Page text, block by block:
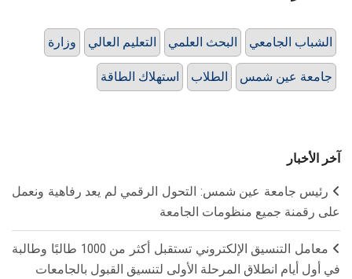
وزارة التعليم العالي البحث العلمي الشباب الجامعي
استهلاك الطاقة الطلاب جامعة عين شمس
آخر الأخبار
رئيس جامعة عين شمس: التحول الرقمي لم يعد رفاهية ونعمل
على رقمنة جميع منظومات الجامعة
معامل التنسيق الإلكتروني تستقبل أكثر من 1000 طالبًا وطالبة
في أول أيام انطلاق المرحلة الأولى لتنسيق القبول بالجامعات